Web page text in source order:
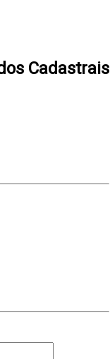
Cadastrais